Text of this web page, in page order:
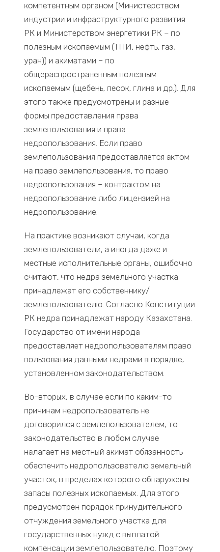
компетентным органом (Министерством
индустрии и инфраструктурного развития
РК и Министерством энергетики РК – по
полезным ископаемым (ТПИ, нефть, газ,
уран)) и акиматами – по
общераспространенным полезным
ископаемым (щебень, песок, глина и др.). Для
этого также предусмотрены и разные
формы предоставления права
землепользования и права
недропользования. Если право
землепользования предоставляется актом
на право землепользования, то право
недропользования – контрактом на
недропользование либо лицензией на
недропользование.
На практике возникают случаи, когда
землепользователи, а иногда даже и
местные исполнительные органы, ошибочно
считают, что недра земельного участка
принадлежат его собственнику/
землепользователю. Согласно Конституции
РК недра принадлежат народу Казахстана.
Государство от имени народа
предоставляет недропользователям право
пользования данными недрами в порядке,
установленном законодательством.
Во-вторых, в случае если по каким-то
причинам недропользователь не
договорился с землепользователем, то
законодательство в любом случае
налагает на местный акимат обязанность
обеспечить недропользователю земельный
участок, в пределах которого обнаружены
запасы полезных ископаемых. Для этого
предусмотрен порядок принудительного
отчуждения земельного участка для
государственных нужд с выплатой
компенсации землепользователю. Поэтому